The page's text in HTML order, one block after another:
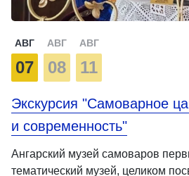
АВГ
07
АВГ
08
АВГ
11
Экскурсия "Самоварное
и современность"
Ангарский музей самоваров
тематический музей, целиком